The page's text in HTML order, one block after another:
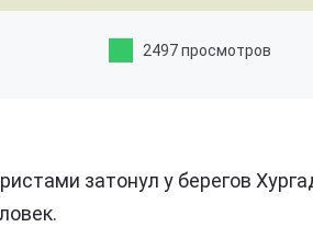
2497 просмотров
затонул у берегов